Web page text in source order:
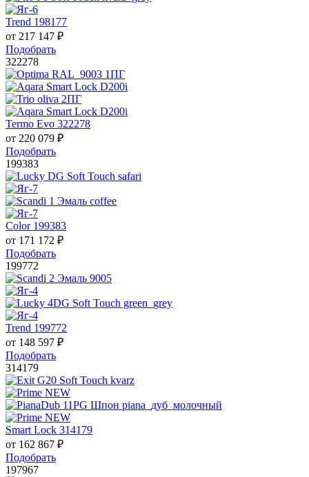
Trend 198177
от 217 147 ₽
Подобрать
322278
Termo Evo 322278
от 220 079 ₽
Подобрать
199383
Color 199383
от 171 172 ₽
Подобрать
199772
Trend 199772
от 148 597 ₽
Подобрать
314179
Smart Lock 314179
от 162 867 ₽
Подобрать
197967